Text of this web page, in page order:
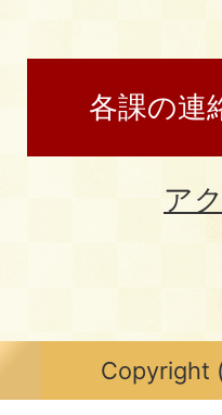
各課の連
ア
Copyright